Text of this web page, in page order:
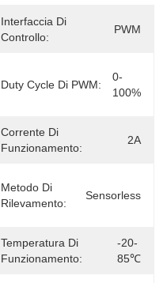
Interfaccia Di
Controllo:
PWM
Duty Cycle Di PWM:
0-
100%
Corrente Di
Funzionamento:
2A
Metodo Di
Rilevamento:
Sensorless
Temperatura Di
Funzionamento:
-20-
85℃